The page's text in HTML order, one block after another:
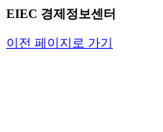
EIEC 경제정보센터
이전 페이지로 가기